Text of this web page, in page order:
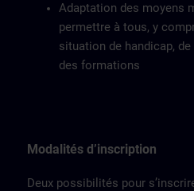
Adaptation des moyens
permettre à tous, y
situation de handicap,
des formations
Modalités d’inscription
Deux possibilités pour